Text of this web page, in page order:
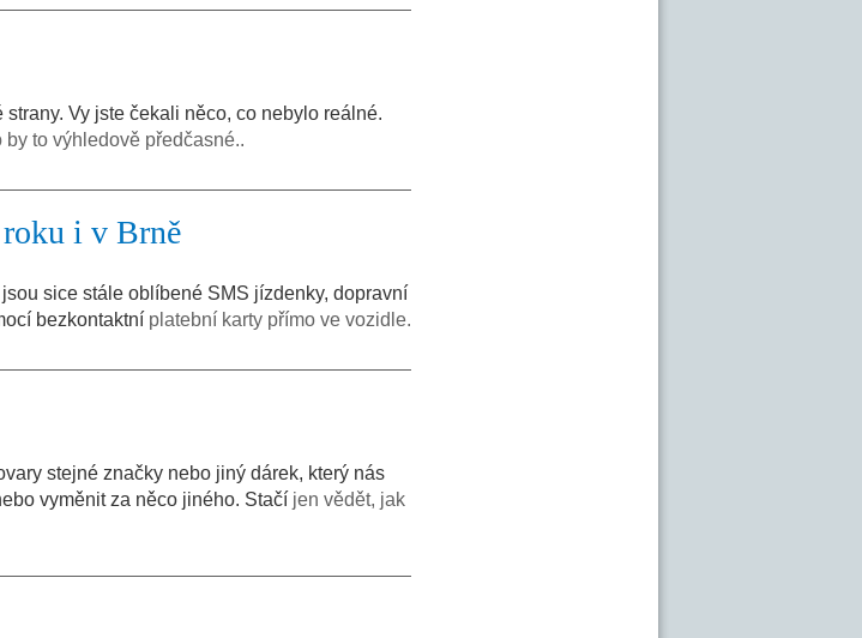
Vy jste čekali něco, co nebylo reálné.
by to výhledově předčasné..
i v Brně
sice stále oblíbené SMS jízdenky, dopravní
bezkontaktní platební karty přímo ve vozidle.
stejné značky nebo jiný dárek, který nás
vyměnit za něco jiného. Stačí jen vědět, jak